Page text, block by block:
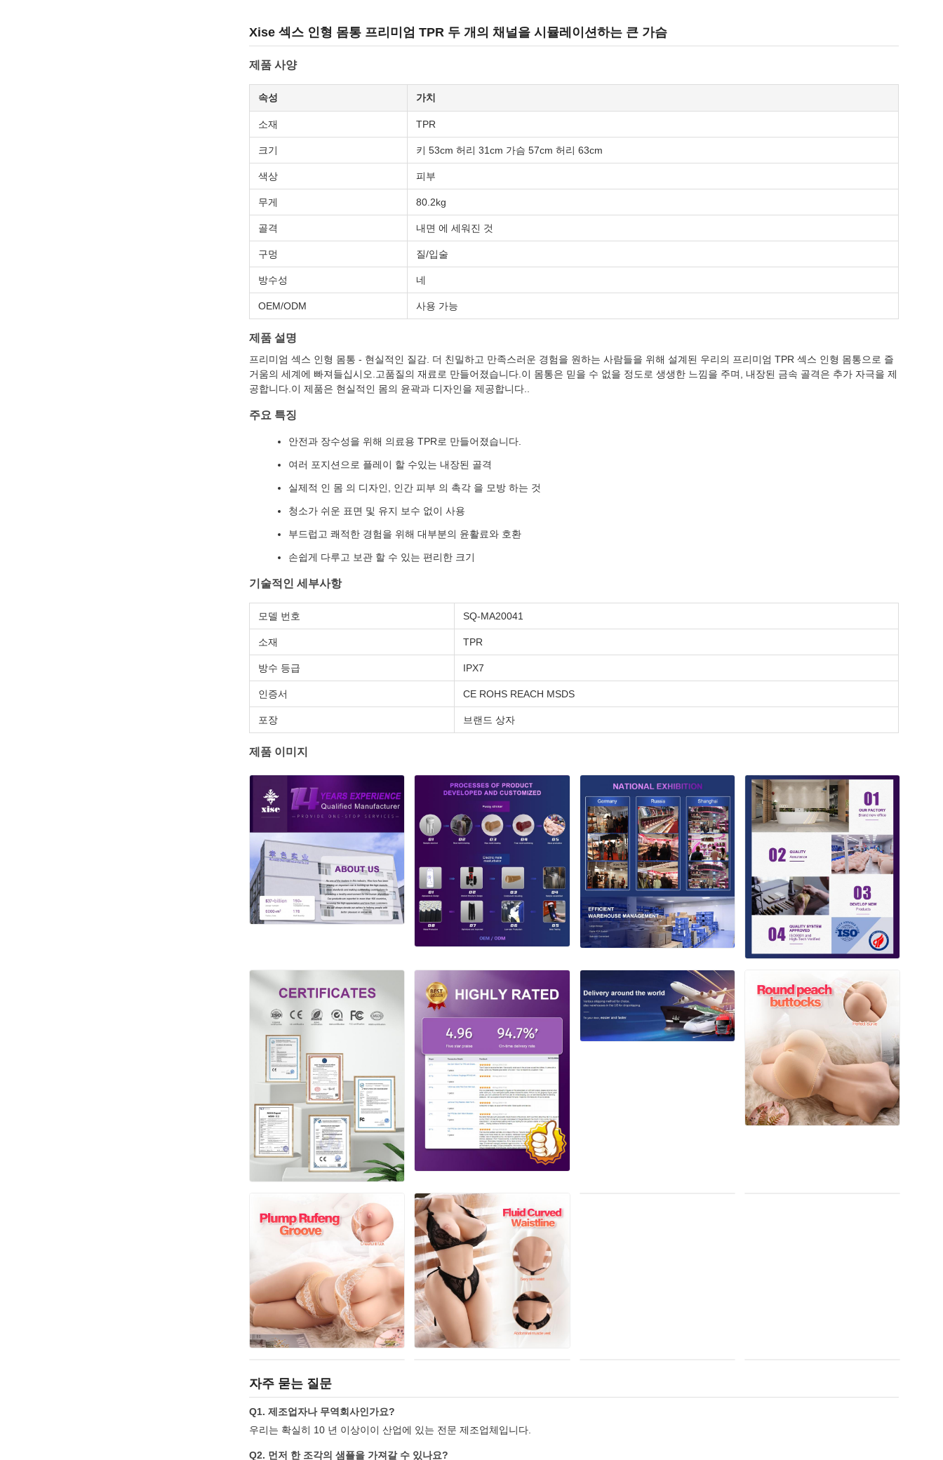
Xise 섹스 인형 몸통 프리미엄 TPR 두 개의 채널을 시뮬레이션하는 큰 가슴
제품 사양
속성 가치
소재 TPR
크기 키 53cm 허리 31cm 가슴 57cm 허리 63cm
색상 피부
무게 80.2kg
골격 내면 에 세워진 것
구멍 질/입술
방수성 네
OEM/ODM 사용 가능
제품 설명
프리미엄 섹스 인형 몸통 - 현실적인 질감. 더 친밀하고 만족스러운 경험을 원하는 사람들을 위해 설계된 우리의 프리미엄 TPR 섹스 인형 몸통으로 즐
거움의 세계에 빠져들십시오.고품질의 재료로 만들어졌습니다.이 몸통은 믿을 수 없을 정도로 생생한 느낌을 주며, 내장된 금속 골격은 추가 자극을 제
공합니다.이 제품은 현실적인 몸의 윤곽과 디자인을 제공합니다..
주요 특징
안전과 장수성을 위해 의료용 TPR로 만들어졌습니다.
여러 포지션으로 플레이 할 수있는 내장된 골격
실제적 인 몸 의 디자인, 인간 피부 의 촉각 을 모방 하는 것
청소가 쉬운 표면 및 유지 보수 없이 사용
부드럽고 쾌적한 경험을 위해 대부분의 윤활료와 호환
손쉽게 다루고 보관 할 수 있는 편리한 크기
기술적인 세부사항
모델 번호 SQ-MA20041
소재 TPR
방수 등급 IPX7
인증서 CE ROHS REACH MSDS
포장 브랜드 상자
제품 이미지